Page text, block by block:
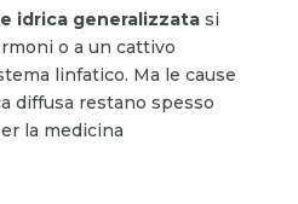
idrica generalizzatasi
o a un cattivo
linfatico. Ma le cause
diffusa restano spesso
la medicina